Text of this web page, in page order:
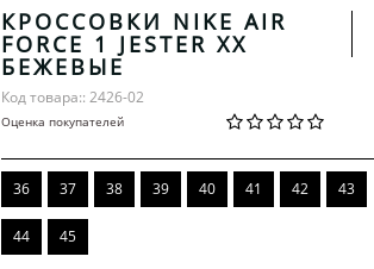
КРОССОВКИ NIKE AIR
FORCE 1 JESTER XX
БЕЖЕВЫЕ
Код товара:: 2426-02
Оценка покупателей
36 37 38 39 40 41 42 43
44 45